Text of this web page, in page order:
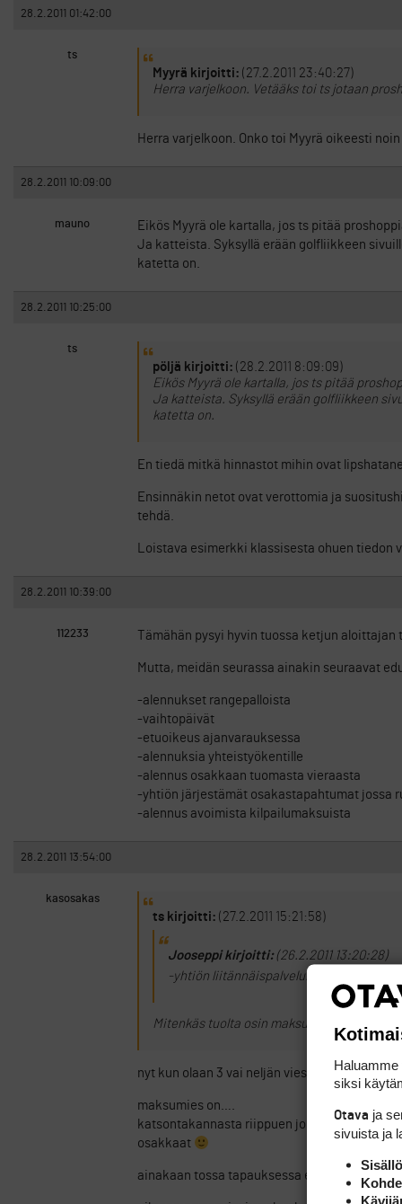
28.2.2011 01:42:00
ts
Myyrä kirjoitti: (27.2.2011 23:40:27)
Herra varjelkoon. Vetääks toi ts jotaan
Herra varjelkoon. Onko toi Myyrä oikeesti
28.2.2011 10:09:00
mauno
Eikös Myyrä ole kartalla, jos ts pitää
Ja katteista. Syksyllä erään golfliikkeen
katetta on.
28.2.2011 10:25:00
ts
pöljä kirjoitti: (28.2.2011 8:09:09)
Eikös Myyrä ole kartalla, jos ts pitää
Ja katteista. Syksyllä erään golfliikkeen
katetta on.
En tiedä mitkä hinnastot mihin ovat
Ensinnäkin netot ovat verottomia ja
tehdä.
Loistava esimerkki klassisesta ohuen tiedon
28.2.2011 10:39:00
112233 Tämähän pysyi hyvin tuossa ketjun
Mutta, meidän seurassa ainakin seuraavat
-alennukset rangepalloista
-vaihtopäivät
-etuoikeus ajanvarauksessa
-alennuksia yhteistyökentille
-alennus osakkaan tuomasta vieraasta
-yhtiön järjestämät osakastapahtumat jossa
-alennus avoimista kilpailumaksuista
28.2.2011 13:54:00
kasosakas
ts kirjoitti: (27.2.2011 15:21:58)
Jooseppi kirjoitti:(26.2.2011 13:20:28)
-yhtiön liitännäispalveluilla halvemmat
Mitenkäs tuolta osin maksukuviot on
nyt kun olaan 3 vai neljän viestin jälkeen
maksumies on….
katsontakannasta riippuen joko yrittäjä
osakkaat
ainakaan tossa tapauksessa ei seura eikä oy
Haluamme
siksi
Otava ja
sivuista ja